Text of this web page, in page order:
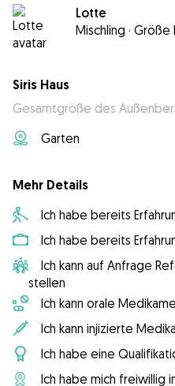
Lotte
Mischling · Größe
Siris Haus
Gesamtgröße des
Garten
Mehr Details
Ich habe bereits
Ich habe bereits
Ich kann auf Anfrage
stellen
Ich kann orale
Ich kann injizierte
Ich habe eine
Ich habe mich freiwillig